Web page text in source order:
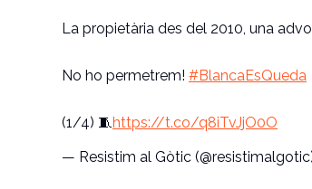
La propietària des del 2010, una
No ho permetrem! #BlancaEsQueda
(1/4) 🧵https://t.co/q8iTvJjO0O
— Resistim al Gòtic